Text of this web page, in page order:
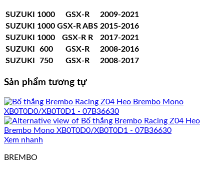
SUZUKI 1000 GSX-R
2009-2021
SUZUKI
1000 GSX-R ABS 2015-2016
SUZUKI
1000 GSX-R R
2017-2021
SUZUKI
600 GSX-R
2008-2016
SUZUKI
750 GSX-R 2008-2017
Sản phẩm tương tự
Xem nhanh
BREMBO